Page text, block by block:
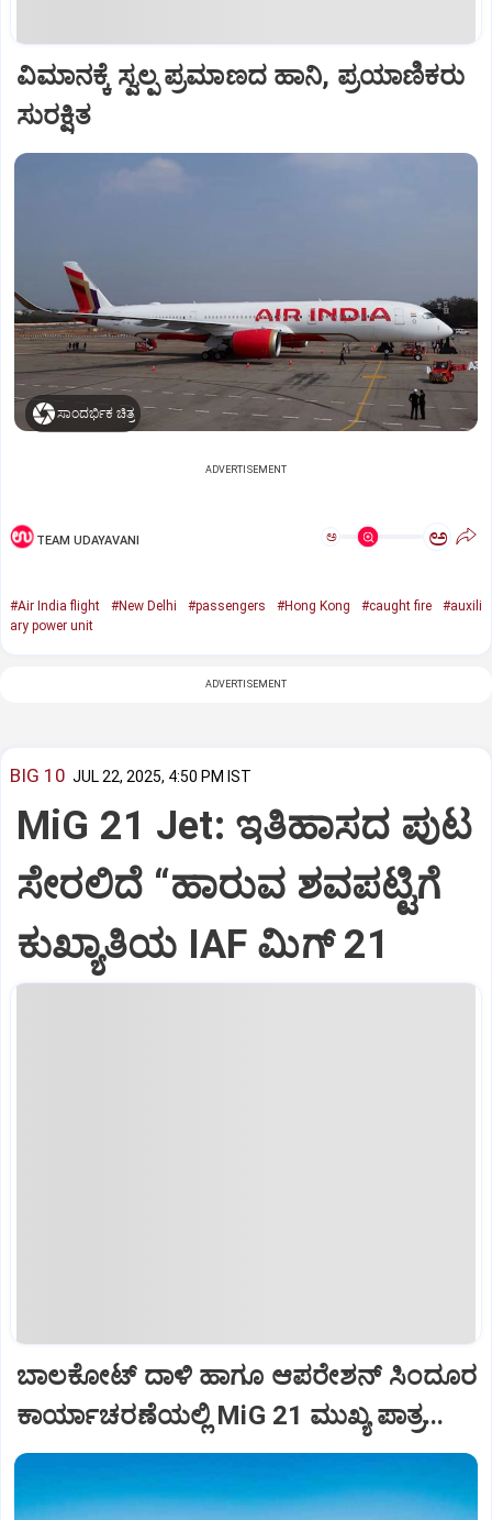
ವಿಮಾನಕ್ಕೆ ಸ್ವಲ್ಪ ಪ್ರಮಾಣದ ಹಾನಿ, ಪ್ರಯಾಣಿಕರು
ಸುರಕ್ಷಿತ
ಸಾಂದರ್ಭಿಕ ಚಿತ್ರ
ADVERTISEMENT
TEAM UDAYAVANI ಅ ಅ
#Air India flight #New Delhi #passengers #Hong Kong #caught fire
#auxili
ary power unit
ADVERTISEMENT
BIG 10 JUL 22, 2025, 4:50 PM IST
MiG 21 Jet: ಇತಿಹಾಸದ ಪುಟ
ಸೇರಲಿದೆ “ಹಾರುವ ಶವಪಟ್ಟಿಗೆ
ಕುಖ್ಯಾತಿಯ IAF ಮಿಗ್‌ 21
ಬಾಲಕೋಟ್‌ ದಾಳಿ ಹಾಗೂ ಆಪರೇಶನ್‌ ಸಿಂದೂರ
ಕಾರ್ಯಾಚರಣೆಯಲ್ಲಿ MiG 21 ಮುಖ್ಯ ಪಾತ್ರ...